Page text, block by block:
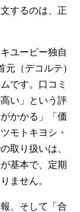
するのは、正
ユーピー独自
（デコルテ）
です。口コミ
い」という評
かかる」「価
モトキヨシ・
取り扱いは、
基本で、定期
ません。
、そして「合